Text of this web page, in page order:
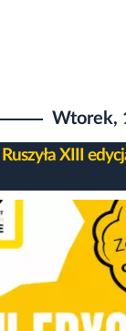
Wtorek,
Ruszyła XIII